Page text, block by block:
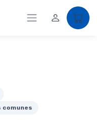
comunes